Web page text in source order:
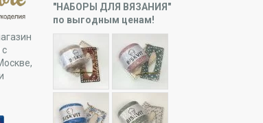
"НАБОРЫ ДЛЯ ВЯЗАНИЯ"
по выгодным ценам!